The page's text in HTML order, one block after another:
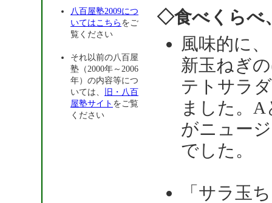
八百屋塾2009につ
いてはこちら をご
覧ください
それ以前の八百屋
塾（2000年～2006
年）の内容等につ
いては、
旧・八百
屋塾サイト をご覧
ください
◇食べくらべ
風味的に
新玉ねぎ
テトサラ
ました。
がニュー
でした。
「サラ玉